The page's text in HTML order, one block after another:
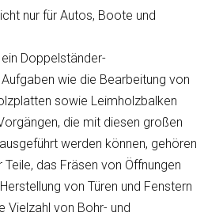
nur für Autos, Boote und
Doppelständer-
wie die Bearbeitung von
sowie Leimholzbalken
die mit diesen großen
werden können, gehören
das Fräsen von Öffnungen
von Türen und Fenstern
Vielzahl von Bohr- und